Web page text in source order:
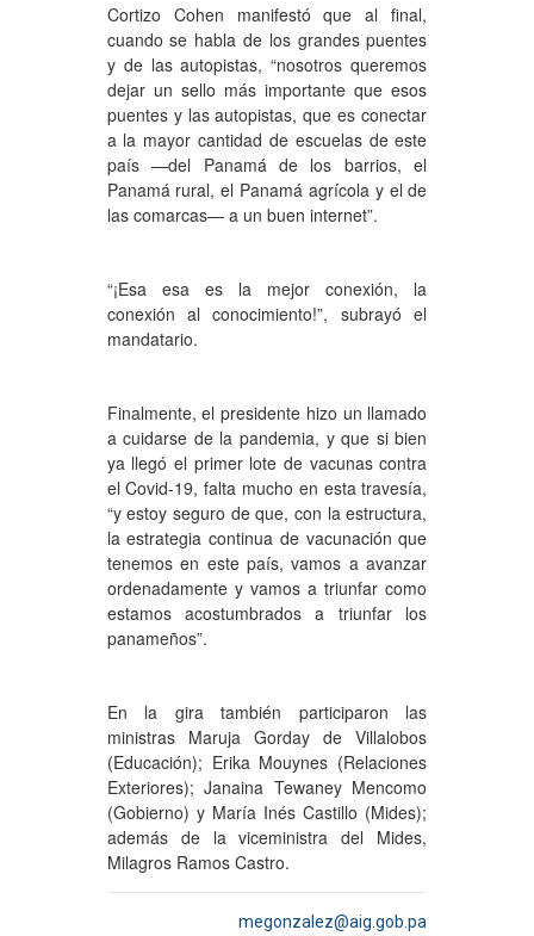
Cortizo Cohen manifestó que al final,
cuando se habla de los grandes puentes
y de las autopistas, “nosotros queremos
dejar un sello más importante que esos
puentes y las autopistas, que es conectar
a la mayor cantidad de escuelas de este
país —del Panamá de los barrios, el
Panamá rural, el Panamá agrícola y el de
las comarcas— a un buen internet”.
“¡Esa esa es la mejor conexión, la
conexión al conocimiento!”, subrayó el
mandatario.
Finalmente, el presidente hizo un llamado
a cuidarse de la pandemia, y que si bien
ya llegó el primer lote de vacunas contra
el Covid-19, falta mucho en esta travesía,
“y estoy seguro de que, con la estructura,
la estrategia continua de vacunación que
tenemos en este país, vamos a avanzar
ordenadamente y vamos a triunfar como
estamos acostumbrados a triunfar los
panameños”.
En la gira también participaron las
ministras Maruja Gorday de Villalobos
(Educación); Erika Mouynes (Relaciones
Exteriores); Janaina Tewaney Mencomo
(Gobierno) y María Inés Castillo (Mides);
además de la viceministra del Mides,
Milagros Ramos Castro.
megonzalez@aig.gob.pa